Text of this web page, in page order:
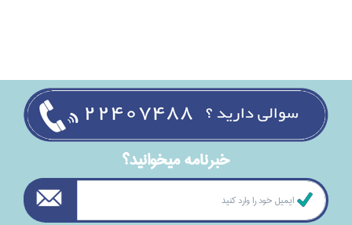
خبرنامه ميخوانيد؟